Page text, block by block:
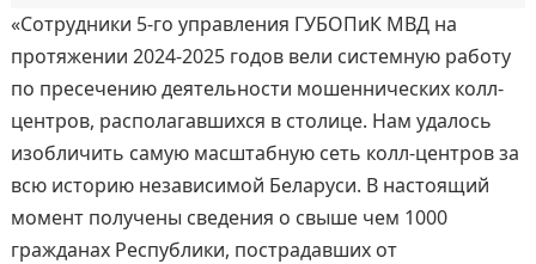
«Сотрудники 5-го управления ГУБОПиК МВД на
протяжении 2024-2025 годов вели системную работу
по пресечению деятельности мошеннических колл-
центров, располагавшихся в столице. Нам удалось
изобличить самую масштабную сеть колл-центров за
всю историю независимой Беларуси. В настоящий
момент получены сведения о свыше чем 1000
гражданах Республики, пострадавших от